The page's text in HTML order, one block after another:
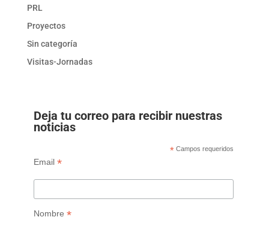
PRL
Proyectos
Sin categoría
Visitas-Jornadas
Deja tu correo para recibir nuestras
noticias
* Campos requeridos
Email *
Nombre *